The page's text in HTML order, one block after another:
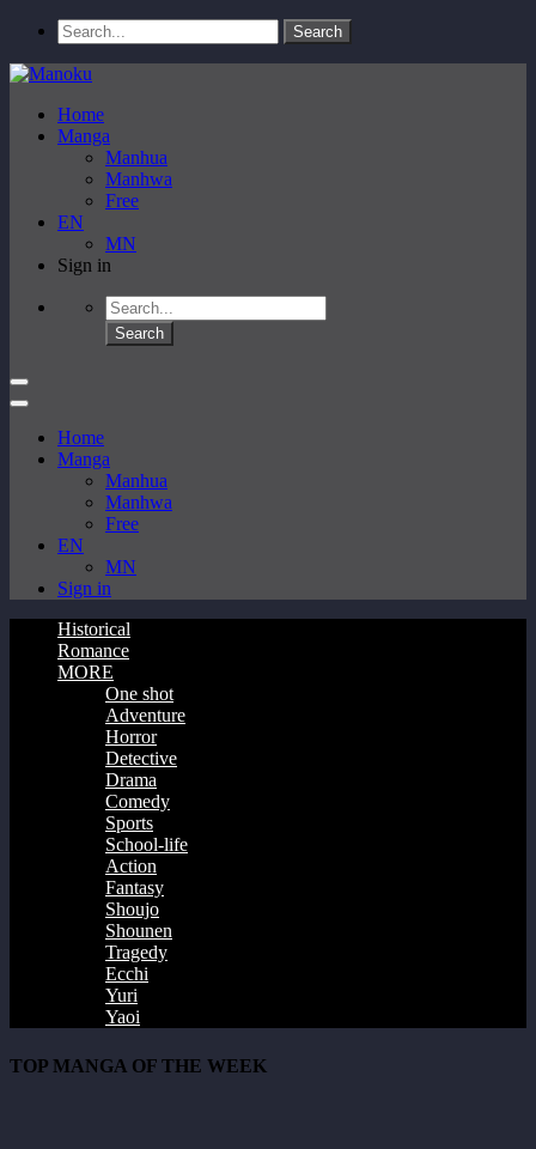
Home
Manga
Manhua
Manhwa
Free
EN
MN
Sign in
Home
Manga
Manhua
Manhwa
Free
EN
MN
Sign in
Historical
Romance
MORE
One shot
Adventure
Horror
Detective
Drama
Comedy
Sports
School-life
Action
Fantasy
Shoujo
Shounen
Tragedy
Ecchi
Yuri
Yaoi
TOP MANGA OF THE WEEK